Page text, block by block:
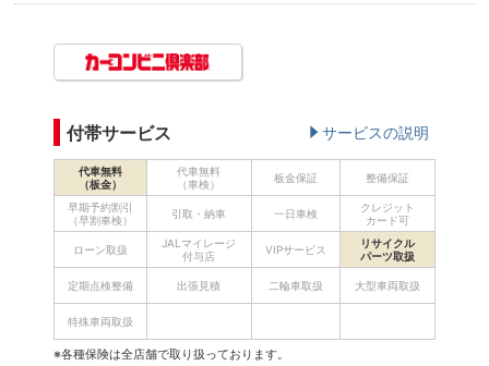
付帯サービス サービスの説明
代車無料
（板金）
代車無料
（車検）
板金保証 整備保証
早期予約割引
（早割車検）
引取・納車 一日車検
クレジット
カード可
ローン取扱
JALマイレージ
付与店
VIPサービス
リサイクル
パーツ取扱
定期点検整備 出張見積 二輪車取扱 大型車両取扱
特殊車両取扱
※各種保険は全店舗で取り扱っております。